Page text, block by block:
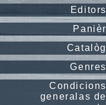
Editors
Panièr
Catalòg
Genres
Condicions
generalas de